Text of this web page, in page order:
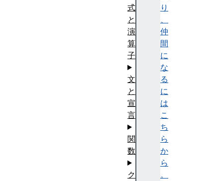
り
、
仲
間
に
な
る
に
は
こ
ち
ら
か
ら
。
式
と
演
算
子
文
と
宣
言
関
数
ク